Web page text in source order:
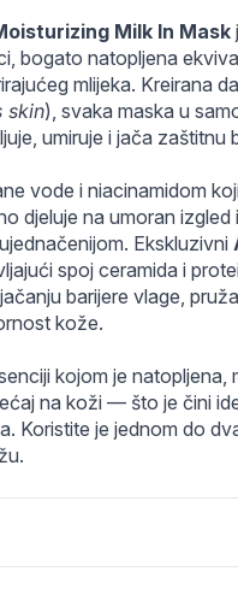
Milk In Mask
bogato natopljena
mlijeka. Kreirana
skin), svaka maska u
umiruje i jača zaštitnu
vode i niacinamidom
djeluje na umoran izgled
Ekskluzivni
spoj ceramida i
barijere vlage,
kože.
kojom je natopljena,
na koži — što je čini
Koristite je jednom do